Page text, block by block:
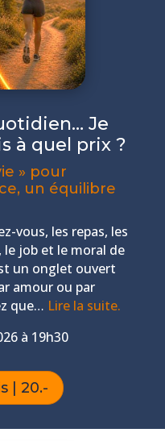
Je
à quel prix ?
» pour
un équilibre
vous, les repas, les
le job et le moral de
un onglet ouvert
amour ou par
que… Lire la suite.
à 19h30
| 20.-